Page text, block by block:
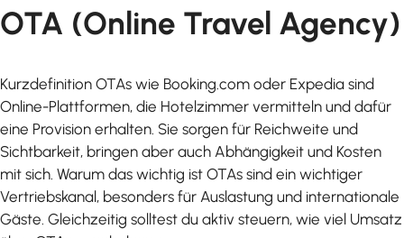
OTA (Online Travel Agency)
Kurzdefinition OTAs wie Booking.com oder Expedia sind
Online-Plattformen, die Hotelzimmer vermitteln und dafür
eine Provision erhalten. Sie sorgen für Reichweite und
Sichtbarkeit, bringen aber auch Abhängigkeit und Kosten
mit sich. Warum das wichtig ist OTAs sind ein wichtiger
Vertriebskanal, besonders für Auslastung und internationale
Gäste. Gleichzeitig solltest du aktiv steuern, wie viel Umsatz